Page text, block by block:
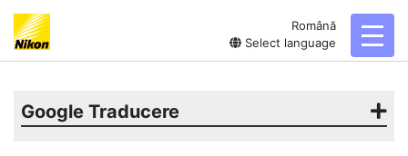
Română
Select language
Google Traducere